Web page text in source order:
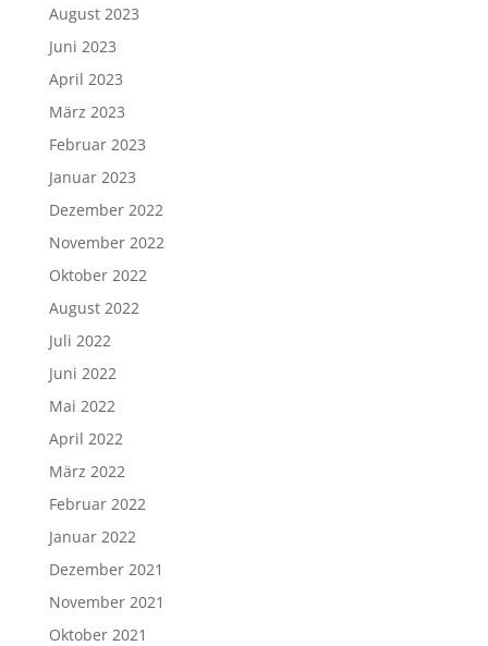
August 2023
Juni 2023
April 2023
März 2023
Februar 2023
Januar 2023
Dezember 2022
November 2022
Oktober 2022
August 2022
Juli 2022
Juni 2022
Mai 2022
April 2022
März 2022
Februar 2022
Januar 2022
Dezember 2021
November 2021
Oktober 2021